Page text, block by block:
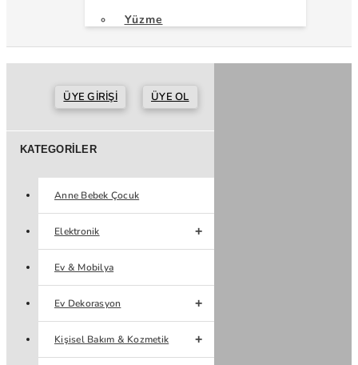
Yüzme
ÜYE GIRIŞI ÜYE OL
KATEGORILER
Anne Bebek Çocuk
Elektronik
Ev & Mobilya
Ev Dekorasyon
Kişisel Bakım & Kozmetik